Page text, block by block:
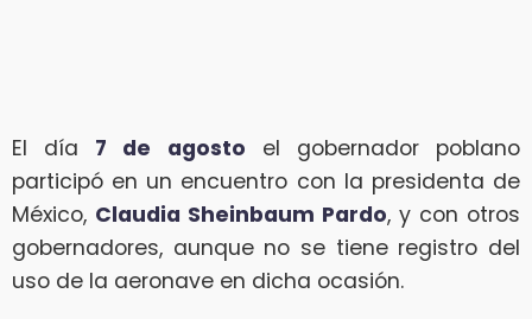
El día 7 de agosto el gobernador poblano
participó en un encuentro con la presidenta de
México, Claudia Sheinbaum Pardo, y con otros
gobernadores, aunque no se tiene registro del
uso de la aeronave en dicha ocasión.